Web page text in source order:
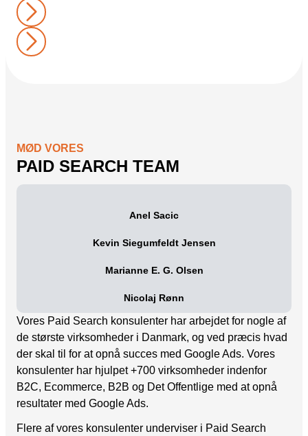
MØD VORES
PAID SEARCH TEAM
Anel Sacic
Kevin Siegumfeldt Jensen
Marianne E. G. Olsen
Nicolaj Rønn
Vores Paid Search konsulenter har arbejdet for nogle af
de største virksomheder i Danmark, og ved præcis hvad
der skal til for at opnå succes med Google Ads. Vores
konsulenter har hjulpet +700 virksomheder indenfor
B2C, Ecommerce, B2B og Det Offentlige med at opnå
resultater med Google Ads.
Flere af vores konsulenter underviser i Paid Search